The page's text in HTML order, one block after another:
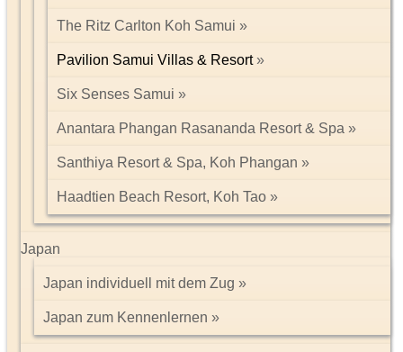
The Ritz Carlton Koh Samui
Pavilion Samui Villas & Resort
Six Senses Samui
Anantara Phangan Rasananda Resort & Spa
Santhiya Resort & Spa, Koh Phangan
Haadtien Beach Resort, Koh Tao
Japan
Japan individuell mit dem Zug
Japan zum Kennenlernen